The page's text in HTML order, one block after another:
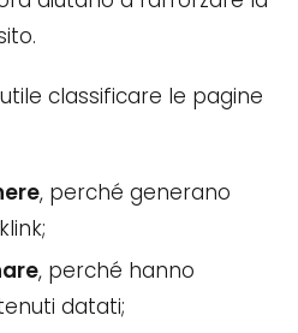
classificare le pagine
, perché generano
, perché hanno
datati;